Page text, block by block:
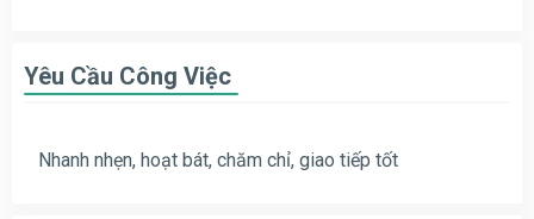
Yêu Cầu Công Việc
Nhanh nhẹn, hoạt bát, chăm chỉ, giao tiếp tốt